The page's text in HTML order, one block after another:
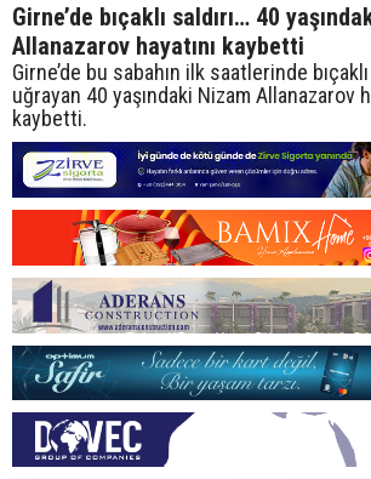
Girne’de bıçaklı saldırı… 40
Allanazarov hayatını kaybetti
Girne’de bu sabahın ilk saatlerinde bıçaklı
uğrayan 40 yaşındaki Nizam Allanazarov
kaybetti.